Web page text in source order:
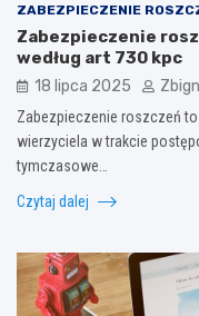
ZABEZPIECZENIE
Zabezpieczenie
według art 730 kpc
18 lipca 2025
Zabezpieczenie roszczeń
wierzyciela w trakcie
tymczasowe…
Czytaj dalej